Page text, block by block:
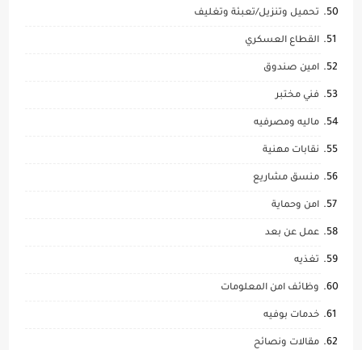
تحميل وتنزيل/تعبئة وتغليف
القطاع العسكري
امين صندوق
فني مختبر
ماليه ومصرفيه
نقابات مهنية
منسق مشاريع
امن وحماية
عمل عن بعد
تغذيه
وظائف امن المعلومات
خدمات بوفيه
مقالات ونصائح